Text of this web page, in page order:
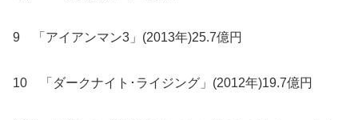
9 「アイアンマン3」(2013年)25.7億円
10 「ダークナイト･ライジング」(2012年)19.7億円